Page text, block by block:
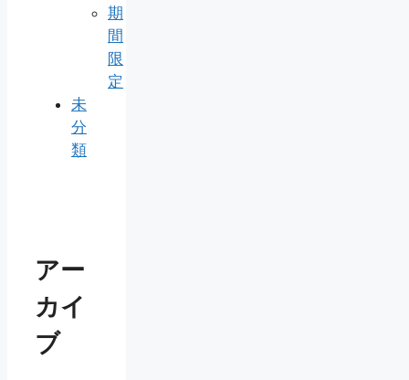
期
間
限
定
未
分
類
アー
カイ
ブ